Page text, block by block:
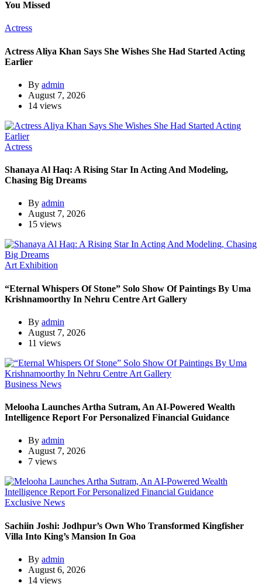
You Missed
Actress
Actress Aliya Khan Says She Wishes She Had Started Acting
Earlier
By admin
August 7, 2026
14 views
Actress
Shanaya Al Haq: A Rising Star In Acting And Modeling,
Chasing Big Dreams
By admin
August 7, 2026
15 views
Art Exhibition
“Eternal Whispers Of Stone” Solo Show Of Paintings By Uma
Krishnamoorthy In Nehru Centre Art Gallery
By admin
August 7, 2026
11 views
Business News
Melooha Launches Artha Sutram, An AI-Powered Wealth
Intelligence Report For Personalized Financial Guidance
By admin
August 7, 2026
7 views
Exclusive News
Sachiin Joshi: Jodhpur’s Own Who Transformed Kingfisher
Villa Into King’s Mansion In Goa
By admin
August 6, 2026
14 views